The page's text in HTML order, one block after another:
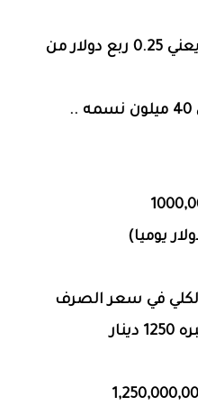
لو اخذنا (25 سنت) (يعني 0.25 ربع دولار من
يوميا)
في سعر الصرف